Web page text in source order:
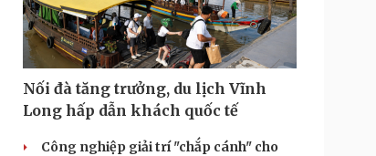
Nối đà tăng trưởng, du lịch Vĩnh
Long hấp dẫn khách quốc tế
Công nghiệp giải trí "chắp cánh" cho